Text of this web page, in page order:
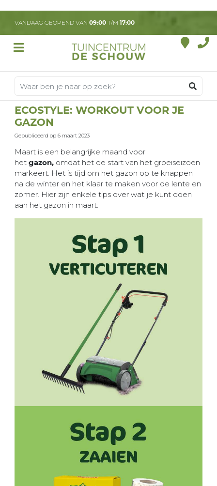
a
t
VANDAAG GEOPEND VAN 09:00 T/M 17:00
ECOSTYLE: WORKOUT VOOR JE
GAZON
Gepubliceerd op 6 maart 2023
Maart is een belangrijke maand voor
het gazon, omdat het de start van het groeiseizoen
markeert. Het is tijd om het gazon op te knappen
na de winter en het klaar te maken voor de lente en
zomer. Hier zijn enkele tips over wat je kunt doen
aan het gazon in maart: